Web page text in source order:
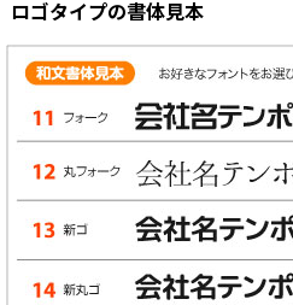
ロゴタイプの書体見本